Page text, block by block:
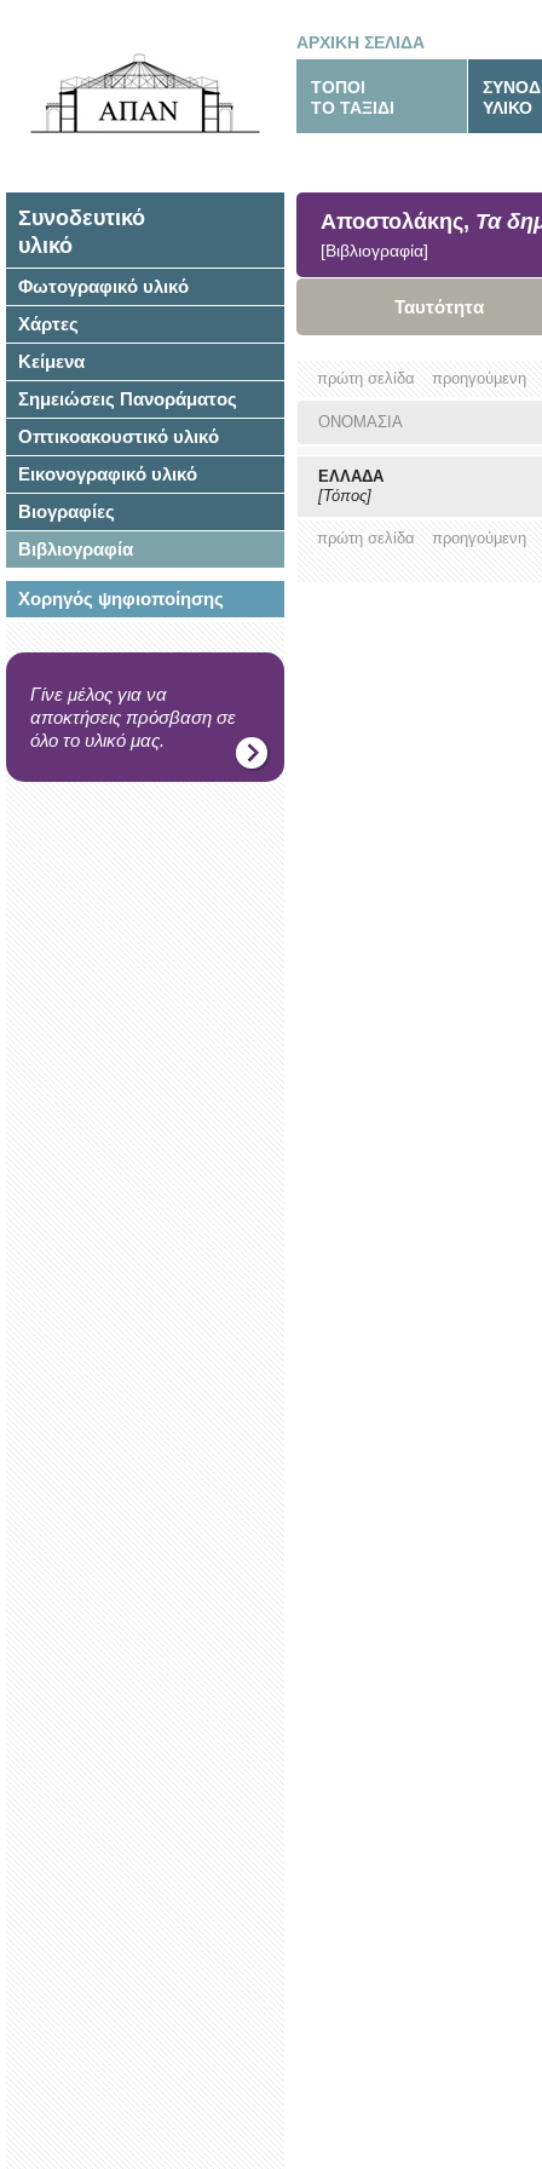
ΑΡΧΙΚΗ ΣΕΛΙΔΑ
ΤΟΠΟΙ
ΤΟ ΤΑΞΙΔΙ
ΥΛΙΚΟ
Συνοδευτικό
υλικό
Φωτογραφικό υλικό
Χάρτες
Κείμενα
Σημειώσεις Πανοράματος
Οπτικοακουστικό υλικό
Εικονογραφικό υλικό
Βιογραφίες
Βιβλιογραφία
Χορηγός ψηφιοποίησης
Γίνε μέλος για να
αποκτήσεις πρόσβαση σε
όλο το υλικό μας.
Αποστολάκης, Τα
[Βιβλιογραφία]
Ταυτότητα
πρώτη σελίδα προηγούμενη
ΟΝΟΜΑΣΙΑ
ΕΛΛΑΔΑ
[Τόπος]
πρώτη σελίδα προηγούμενη